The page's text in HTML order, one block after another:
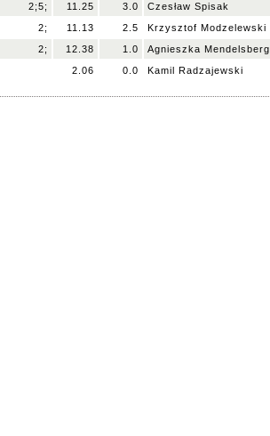
2;5; 11.25 3.0
Czesław Spisak
2; 11.13 2.5
Krzysztof Modzelewski
2; 12.38 1.0
Agnieszka Mendelsberg
2.06 0.0 Kamil Radzajewski